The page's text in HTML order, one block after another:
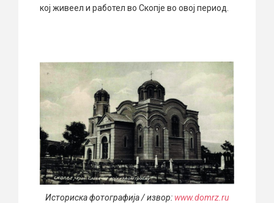
кој живеел и работел во Скопје во овој период.
Историска фотографија / извор: www.domrz.ru